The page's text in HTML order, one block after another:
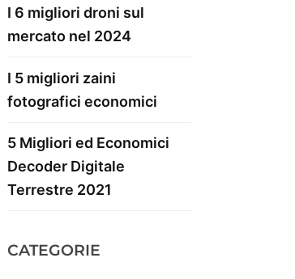
I 6 migliori droni sul
mercato nel 2024
I 5 migliori zaini
fotografici economici
5 Migliori ed Economici
Decoder Digitale
Terrestre 2021
CATEGORIE